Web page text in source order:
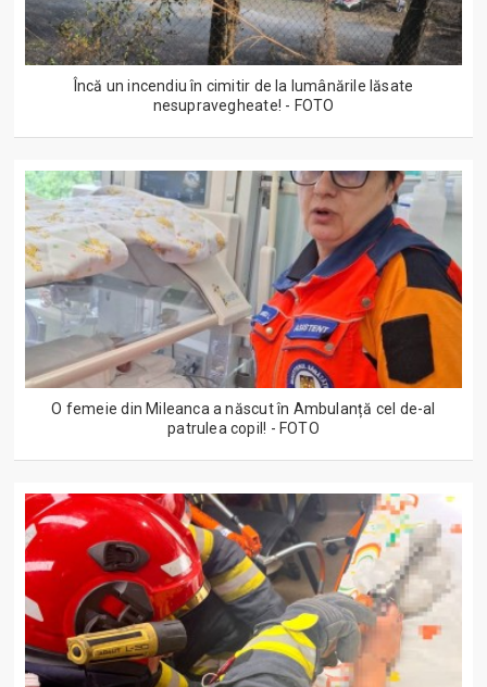
Încă un incendiu în cimitir de la lumânările lăsate
nesupravegheate! - FOTO
O femeie din Mileanca a născut în Ambulanță cel de-al
patrulea copil! - FOTO